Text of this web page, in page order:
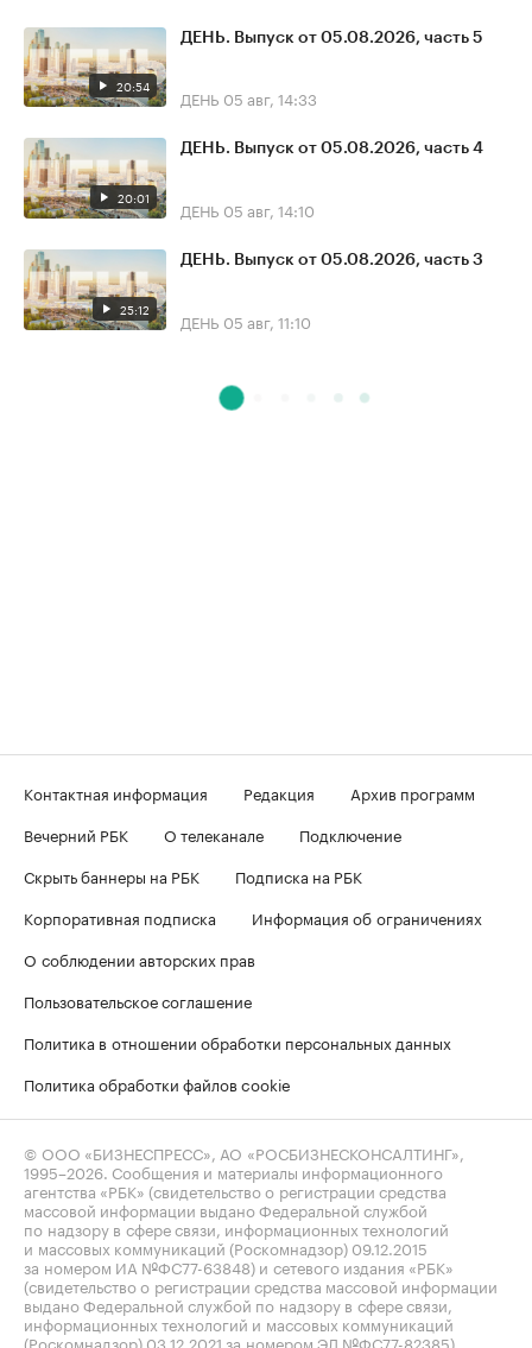
20:54
ДЕНЬ. Выпуск от 05.08.2026, часть 5
ДЕНЬ 05 авг, 14:33
20:01
ДЕНЬ. Выпуск от 05.08.2026, часть 4
ДЕНЬ 05 авг, 14:10
25:12
ДЕНЬ. Выпуск от 05.08.2026, часть 3
ДЕНЬ 05 авг, 11:10
Контактная информация Редакция
Архив программ
Вечерний РБК
О телеканале
Подключение
Скрыть баннеры на РБК
Подписка на РБК
Корпоративная подписка
Информация об ограничениях
О соблюдении авторских прав
Пользовательское соглашение
Политика в отношении обработки персональных данных
Политика обработки файлов cookie
© ООО «БИЗНЕСПРЕСС», АО «РОСБИЗНЕСКОНСАЛТИНГ»,
1995–2026 . Сообщения и материалы информационного
агентства «РБК» (свидетельство о регистрации средства
массовой информации выдано Федеральной службой
по надзору в сфере связи, информационных технологий
и массовых коммуникаций (Роскомнадзор) 09.12.2015
за номером ИА №ФС77-63848) и сетевого издания «РБК»
(свидетельство о регистрации средства массовой информации
выдано Федеральной службой по надзору в сфере связи,
информационных технологий и массовых коммуникаций
(Роскомнадзор) 03.12.2021 за номером ЭЛ №ФС77-82385)